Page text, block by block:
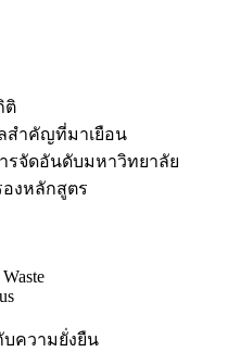
ติ
สำคัญที่มาเยือน
รจัดอันดับมหาวิทยาลัย
องหลักสูตร
บความยั่งยืน